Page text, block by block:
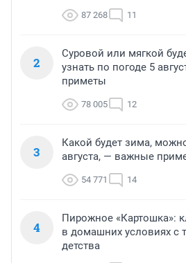
87 268 11
2
Суровой или мягкой
узнать по погоде 5
приметы
78 005 12
3
Какой будет зима,
августа, — важные
54 771 14
4
Пирожное «Картошка»:
в домашних условиях с
детства